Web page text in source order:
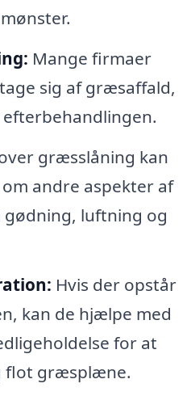
Mange firmaer
sig af græsaffald,
græsslåning kan
andre aspekter af
luftning og
Hvis der opstår
kan de hjælpe med
for at
flot græsplæne.